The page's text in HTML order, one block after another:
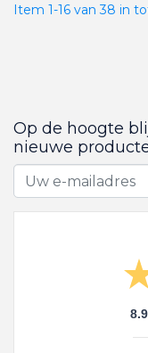
Item 1-16 van 38 in
Op de hoogte
nieuwe
8.9